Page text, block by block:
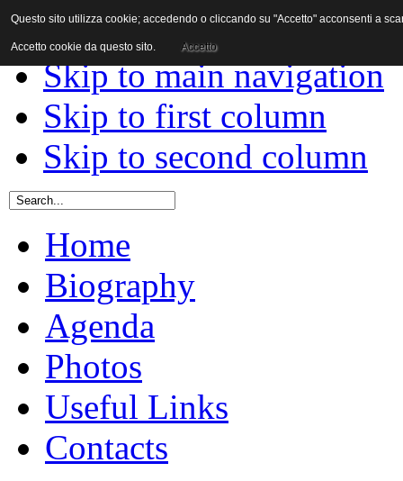
Skip to content
Skip to main navigation
Skip to first column
Skip to second column
Home
Biography
Agenda
Photos
Useful Links
Contacts
Questo sito utilizza cookie; accedendo o cliccando su "Accetto" acconsenti a
Accetto cookie da questo sito. Accetto